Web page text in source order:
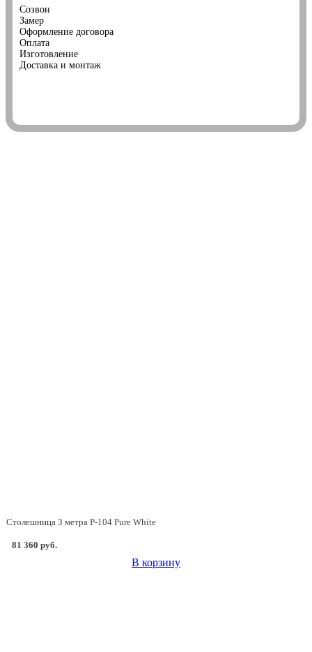
Созвон
Замер
Оформление договора
Оплата
Изготовление
Доставка и монтаж
Столешница 3 метра P-104 Pure White
81 360 руб.
В корзину